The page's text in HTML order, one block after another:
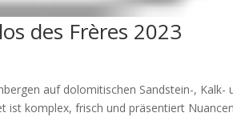
des Frères 2023
auf dolomitischen Sandstein-, Kalk-
ist komplex, frisch und präsentiert